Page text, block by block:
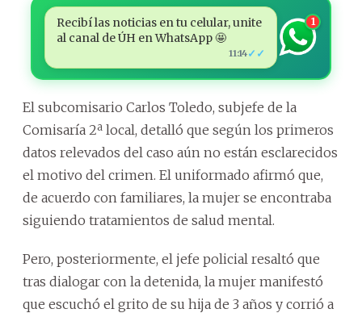
Recibí las noticias en tu celular, unite
al canal de ÚH en WhatsApp 🤩
11:14✓✓
1
El subcomisario Carlos Toledo, subjefe de la
Comisaría 2ª local, detalló que según los primeros
datos relevados del caso aún no están esclarecidos
el motivo del crimen. El uniformado afirmó que,
de acuerdo con familiares, la mujer se encontraba
siguiendo tratamientos de salud mental.
Pero, posteriormente, el jefe policial resaltó que
tras dialogar con la detenida, la mujer manifestó
que escuchó el grito de su hija de 3 años y corrió a